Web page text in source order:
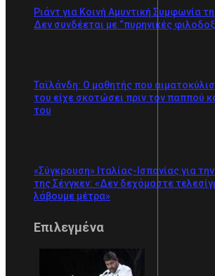
Ριάντ για Κοινή Αμυντική Συμφωνία
Δεν συνδέεται με “πυρηνικές
Ταϊλάνδη: Ο μαθητής που
του είχε σκοτώσει πριν τον παππού
του
«Σύγκρουση» Ιταλίας-Ισπανίας για
της Σένγκεν: «Δεν δεχόμαστε
λάβουμε μέτρα»
Επιλεγμένα